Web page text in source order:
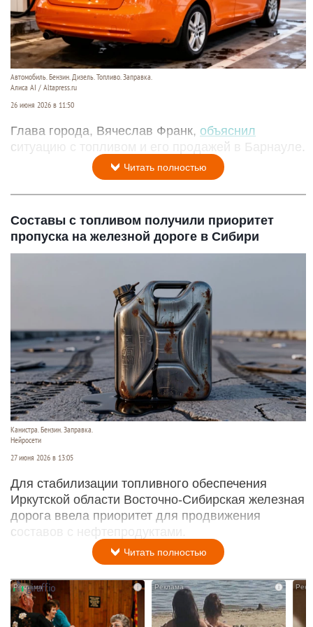
Автомобиль. Бензин. Дизель. Топливо. Заправка.
Алиса AI / Altapress.ru
26 июня 2026 в 11:50
Глава города, Вячеслав Франк, объяснил
ситуацию с топливом и его продажей в Барнауле.
Читать полностью
Составы с топливом получили приоритет
пропуска на железной дороге в Сибири
Канистра. Бензин. Заправка.
Нейросети
27 июня 2026 в 13:05
Для стабилизации топливного обеспечения
Иркутской области Восточно-Сибирская железная
дорога ввела приоритет для продвижения
составов с нефтепродуктами.
Читать полностью
i